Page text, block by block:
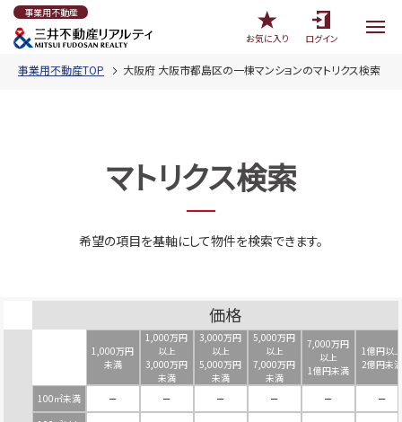
事業用不動産
お気に入り
ログイン
事業用不動産TOP 大阪府 大阪市都島区の一棟マンションのマトリクス検索
マトリクス検索
希望の項目を基軸にして物件を検索できます。
価格
1,000万円
未満
1,000万円
以上
3,000万円
未満
3,000万円
以上
5,000万円
未満
5,000万円
以上
7,000万円
未満
7,000万円
以上
1億円未満
1億円以上
2億円未満
100㎡未満 － － － － －
－